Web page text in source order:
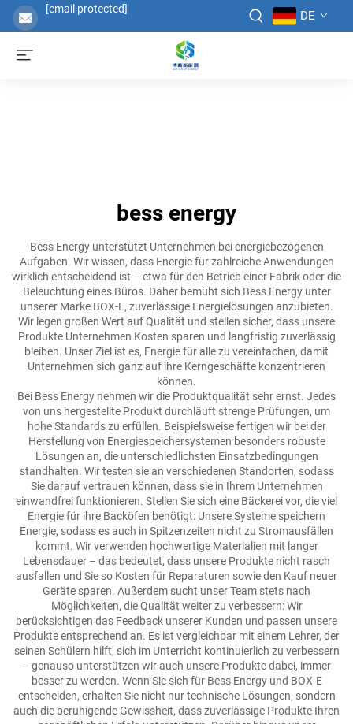
[email protected] DE
bess energy
Bess Energy unterstützt Unternehmen bei energiebezogenen
Aufgaben. Wir wissen, dass Energie für zahlreiche Anwendungen
wirklich entscheidend ist – etwa für den Betrieb einer Fabrik oder die
Beleuchtung eines Büros. Daher bemüht sich Bess Energy unter
unserer Marke BOX-E, zuverlässige Energielösungen anzubieten.
Wir legen großen Wert auf Qualität und stellen sicher, dass unsere
Produkte Unternehmen Kosten sparen und langfristig zuverlässig
bleiben. Unser Ziel ist es, Energie für alle zu vereinfachen, damit
Unternehmen sich ganz auf ihre Kerngeschäfte konzentrieren
können.
Bei Bess Energy nehmen wir die Produktqualität sehr ernst. Jedes
von uns hergestellte Produkt durchläuft strenge Prüfungen, um
hohe Standards zu erfüllen. Beispielsweise fertigen wir bei der
Herstellung von Energiespeichersystemen besonders robuste
Lösungen an, die unterschiedlichsten Einsatzbedingungen
standhalten. Wir testen sie an verschiedenen Standorten, sodass
Sie darauf vertrauen können, dass sie in Ihrem Unternehmen
einwandfrei funktionieren. Stellen Sie sich eine Bäckerei vor, die viel
Energie für ihre Backöfen benötigt: Unsere Systeme speichern
Energie, sodass es auch in Spitzenzeiten nicht zu Stromausfällen
kommt. Wir verwenden hochwertige Materialien mit langer
Lebensdauer – das bedeutet, dass unsere Produkte nicht rasch
ausfallen und Sie so Kosten für Reparaturen sowie den Kauf neuer
Geräte sparen. Außerdem sucht unser Team stets nach
Möglichkeiten, die Qualität weiter zu verbessern: Wir
berücksichtigen das Feedback unserer Kunden und passen unsere
Produkte entsprechend an. Es ist vergleichbar mit einem Lehrer, der
seinen Schülern hilft, sich im Unterricht kontinuierlich zu verbessern
– genauso unterstützen wir auch unsere Produkte dabei, immer
besser zu werden. Wenn Sie sich für Bess Energy und BOX-E
entscheiden, erhalten Sie nicht nur technische Lösungen, sondern
auch die beruhigende Gewissheit, dass zuverlässige Produkte Ihren